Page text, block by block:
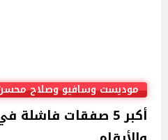
موديست وسافيو وصلاح
أكبر 5 صفقات